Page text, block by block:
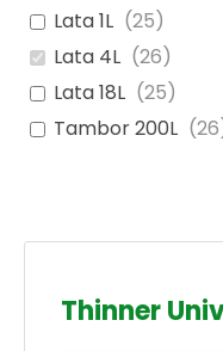
Lata 1L (25)
Lata 4L (26)
Lata 18L (25)
Tambor 200L (26
Thinner